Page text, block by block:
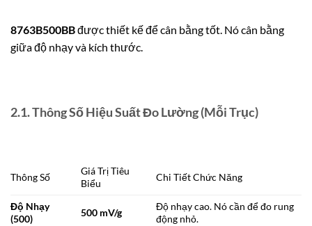
8763B500BBđược thiết kế để cân bằng tốt. Nó cân bằng
giữa độ nhạy và kích thước.
2.1. Thông Số Hiệu Suất Đo Lường (Mỗi Trục)
Thông Số
Giá Trị Tiêu
Biểu
Chi Tiết Chức Năng
Độ Nhạy
(500)
500 mV/g
Độ nhạy cao. Nó cần để đo rung
động nhỏ.